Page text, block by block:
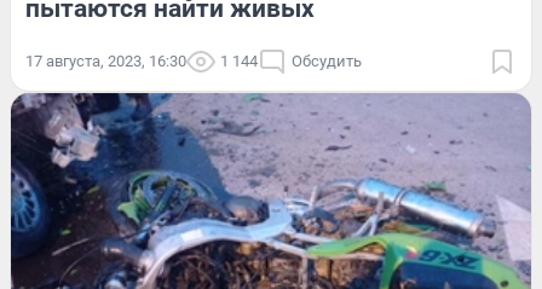
пытаются найти живых
17 августа, 2023, 16:30 1 144 Обсудить